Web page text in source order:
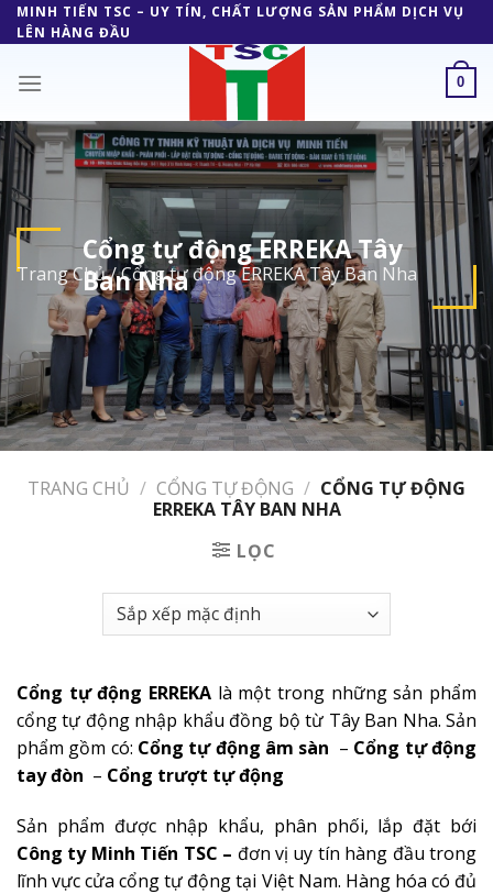
Skip
to
MINH TIẾN TSC – UY TÍN, CHẤT LƯỢNG SẢN PHẨM DỊCH VỤ
LÊN HÀNG ĐẦU
0
Cổng tự động ERREKA Tây
Ban Nha
Trang Chủ/Cổng tự động ERREKA Tây Ban Nha
TRANG CHỦ / CỔNG TỰ ĐỘNG / CỔNG TỰ ĐỘNG
ERREKA TÂY BAN NHA
LỌC
Cổng tự động ERREKA là một trong những sản phẩm
cổng tự động nhập khẩu đồng bộ từ Tây Ban Nha. Sản
phẩm gồm có: Cổng tự động âm sàn – Cổng tự động
tay đòn – Cổng trượt tự động
Sản phẩm được nhập khẩu, phân phối, lắp đặt bới
Công ty Minh Tiến TSC – đơn vị uy tín hàng đầu trong
lĩnh vực cửa cổng tự động tại Việt Nam. Hàng hóa có đủ